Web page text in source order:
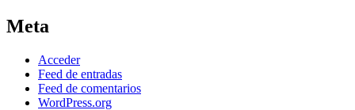
Meta
Acceder
Feed de entradas
Feed de comentarios
WordPress.org